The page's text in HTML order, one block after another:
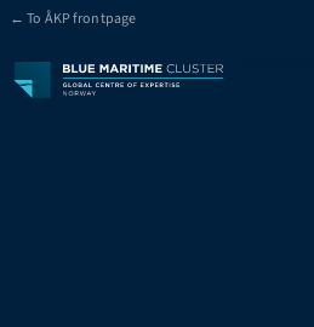
← To ÅKP frontpage